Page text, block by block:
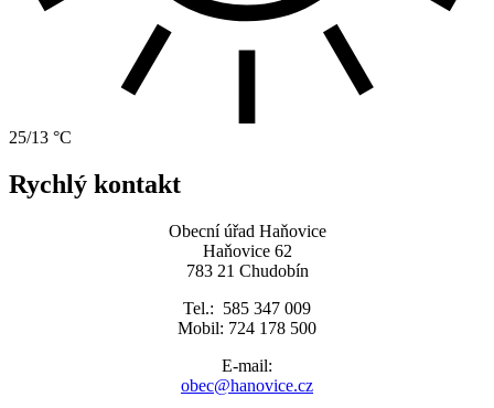
25/13 °C
Rychlý kontakt
Obecní úřad Haňovice
Haňovice 62
783 21 Chudobín
Tel.: 585 347 009
Mobil: 724 178 500
E-mail:
obec@hanovice.cz